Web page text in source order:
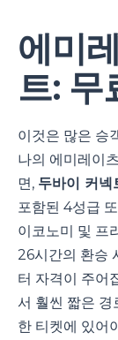
에미
트: 무
이것은 많은 승
나의 에미레이
면, 두바이 커넥
포함된 4성급
이코노미 및 프
26시간의 환승
터 자격이 주어
서 훨씬 짧은 경
한 티켓에 있어